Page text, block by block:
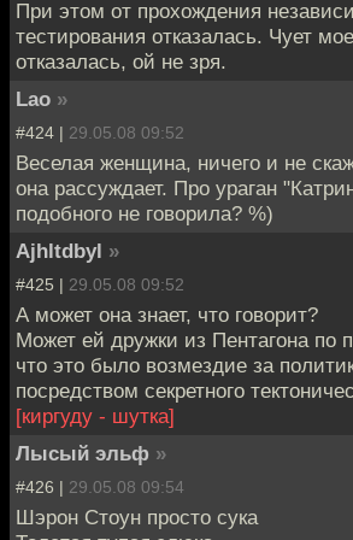
При этом от прохождения
тестирования отказалась. Чует
отказалась, ой не зря.
Lao »
#424 | 29.05.08 09:52
Веселая женщина, ничего и не
она рассуждает. Про ураган
подобного не говорила? %)
Ajhltdbyl »
#425 | 29.05.08 09:52
А может она знает, что говорит?
Может ей дружки из Пентагона по
что это было возмездие за
посредством секретного
[киргуду - шутка]
Лысый эльф »
#426 | 29.05.08 09:54
Шэрон Стоун просто сука